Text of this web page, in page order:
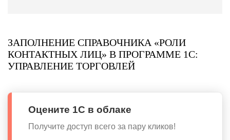
ЗАПОЛНЕНИЕ СПРАВОЧНИКА «РОЛИ
КОНТАКТНЫХ ЛИЦ» В ПРОГРАММЕ 1С:
УПРАВЛЕНИЕ ТОРГОВЛЕЙ
Оцените 1С в облаке
Получите доступ всего за пару кликов!